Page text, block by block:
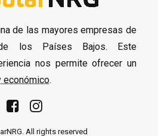
de las mayores empresas de
los Países Bajos. Este
nos permite ofrecer un
económico.
All rights reserved